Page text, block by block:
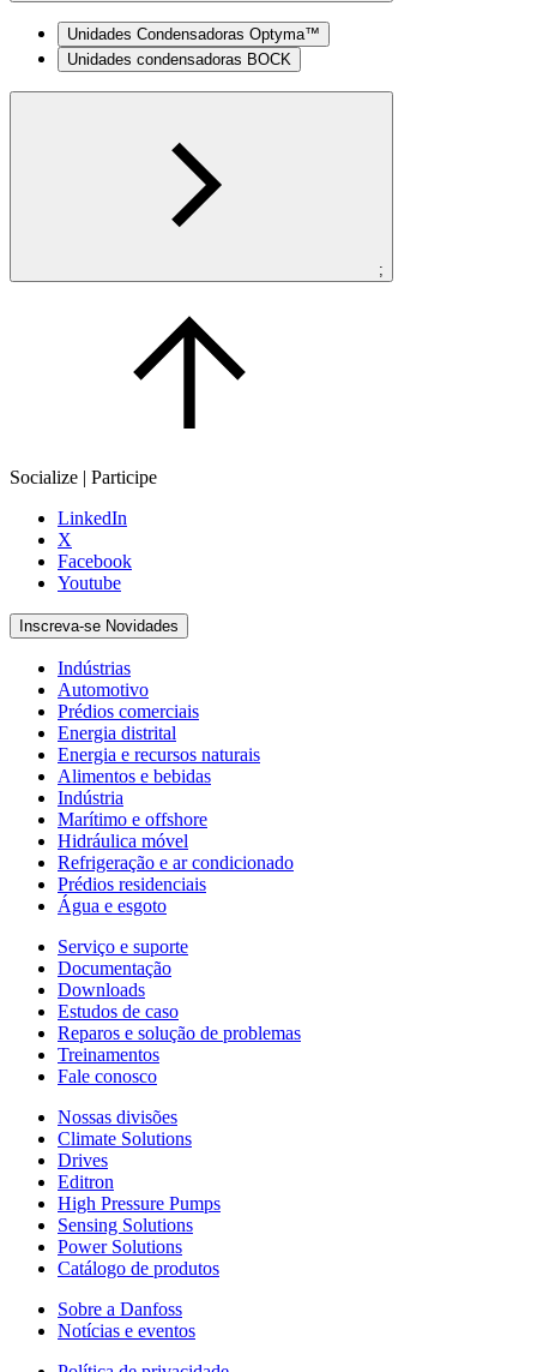
Unidades Condensadoras Optyma™
Unidades condensadoras BOCK
;
Socialize | Participe
LinkedIn
X
Facebook
Youtube
Inscreva-se Novidades
Indústrias
Automotivo
Prédios comerciais
Energia distrital
Energia e recursos naturais
Alimentos e bebidas
Indústria
Marítimo e offshore
Hidráulica móvel
Refrigeração e ar condicionado
Prédios residenciais
Água e esgoto
Serviço e suporte
Documentação
Downloads
Estudos de caso
Reparos e solução de problemas
Treinamentos
Fale conosco
Nossas divisões
Climate Solutions
Drives
Editron
High Pressure Pumps
Sensing Solutions
Power Solutions
Catálogo de produtos
Sobre a Danfoss
Notícias e eventos